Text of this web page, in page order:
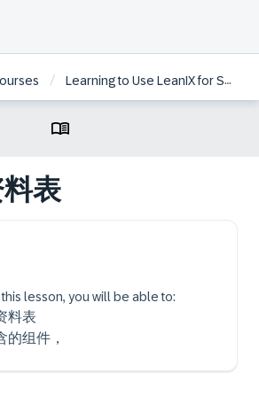
/ Learning to Use LeanIX for Successful Enterprise Architecture | ZH
表
lesson, you will be able to:
料表
的组件，